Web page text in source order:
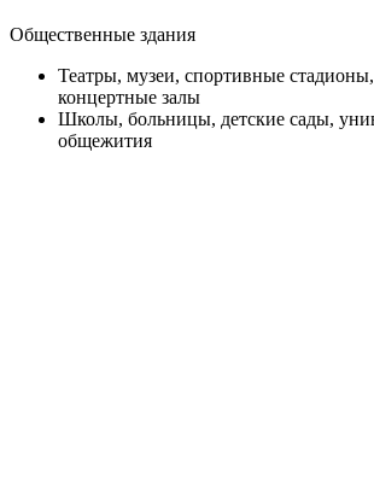
Общественные здания
Театры, музеи, спортивные
концертные залы
Школы, больницы, детские сады,
общежития